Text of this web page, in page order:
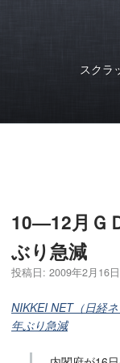
スクラ
10―12月Ｇ
ぶり急減
投稿日: 2009年2月16日
NIKKEI NET（日経
年ぶり急減